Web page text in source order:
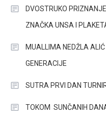
DVOSTRUKO
ZNAČKA UNSA I
MUALLIMA NEDŽLA
GENERACIJE
SUTRA PRVI DAN
TOKOM SUNČANIH